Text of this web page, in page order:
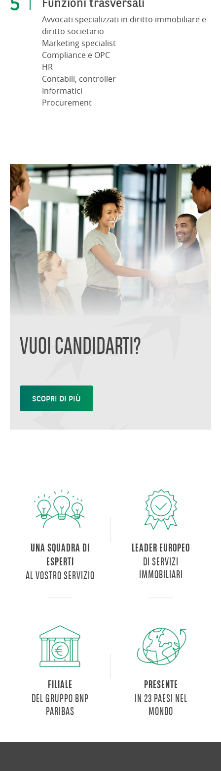
Avvocati specializzati in diritto immobiliare e
diritto societario
Marketing specialist
Compliance e OPC
HR
Contabili, controller
Informatici
Procurement
VUOI CANDIDARTI?
SCOPRI DI PIÙ
UNA SQUADRA DI
ESPERTI
AL VOSTRO SERVIZIO
LEADER EUROPEO
DI SERVIZI
IMMOBILIARI
FILIALE
DEL GRUPPO BNP
PARIBAS
PRESENTE
IN 23 PAESI NEL
MONDO